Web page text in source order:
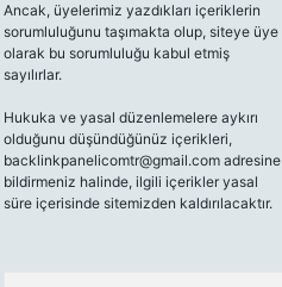
Ancak, üyelerimiz yazdıkları içeriklerin
sorumluluğunu taşımakta olup, siteye üye
olarak bu sorumluluğu kabul etmiş
sayılırlar.
Hukuka ve yasal düzenlemelere aykırı
olduğunu düşündüğünüz içerikleri,
backlinkpanelicomtr@gmail.comadresine
bildirmeniz halinde, ilgili içerikler yasal
süre içerisinde sitemizden kaldırılacaktır.